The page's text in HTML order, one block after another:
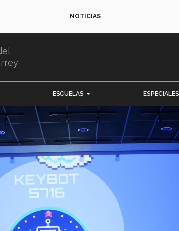
NOTICIAS
ESCUELAS ESPECIALES